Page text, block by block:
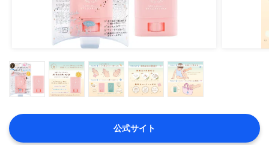
公式サイト